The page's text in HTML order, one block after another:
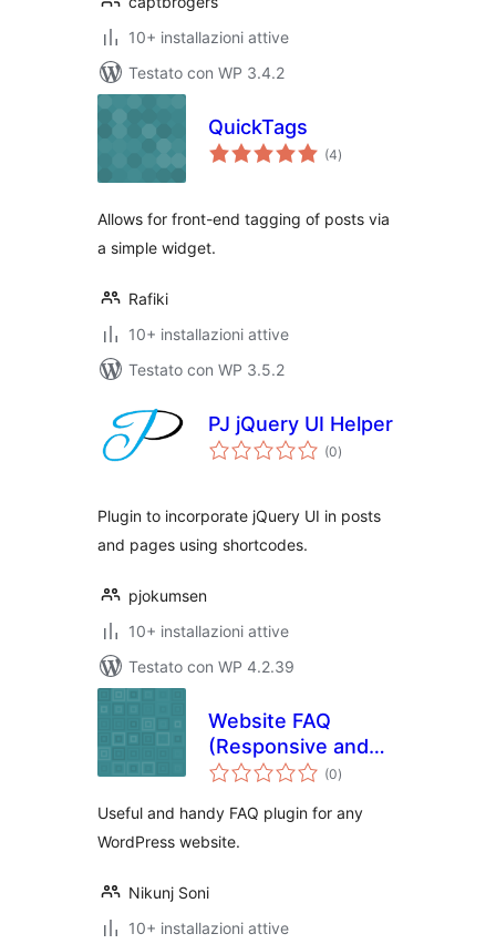
10+ installazioni attive
Testato con WP 3.4.2
QuickTags
(4valutazioni
totali
)
Allows for front-end tagging of posts via
a simple widget.
Rafiki
10+ installazioni attive
Testato con WP 3.5.2
PJ jQuery UI Helper
(0valutazioni
totali
)
Plugin to incorporate jQuery UI in posts
and pages using shortcodes.
pjokumsen
10+ installazioni attive
Testato con WP 4.2.39
Website FAQ
(Responsive and
Categorized with
(0valutazioni
totali
)
Useful and handy FAQ plugin for any
WordPress website.
Nikunj Soni
10+ installazioni attive